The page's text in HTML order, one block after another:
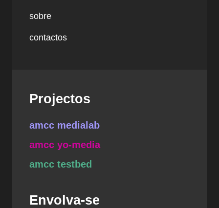
sobre
contactos
Projectos
amcc medialab
amcc yo-media
amcc testbed
Envolva-se